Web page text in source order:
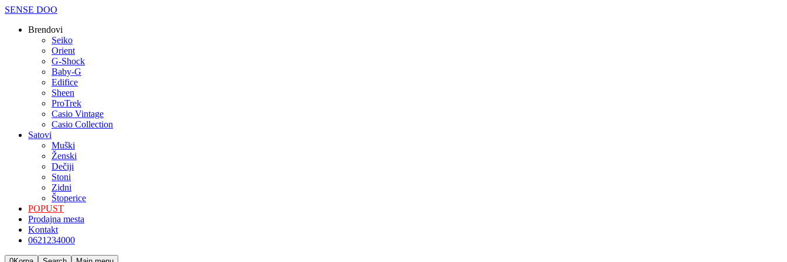
SENSE DOO
Brendovi
Seiko
Orient
G-Shock
Baby-G
Edifice
Sheen
ProTrek
Casio Vintage
Casio Collection
Satovi
Мuški
Ženski
Dečiji
Stoni
Zidni
Štoperice
POPUST
Prodajna mesta
Kontakt
0621234000